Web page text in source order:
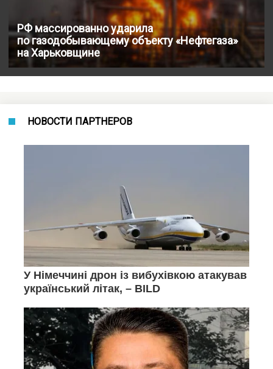
РФ массированно ударила
по газодобывающему объекту «Нефтегаза»
на Харьковщине
НОВОСТИ ПАРТНЕРОВ